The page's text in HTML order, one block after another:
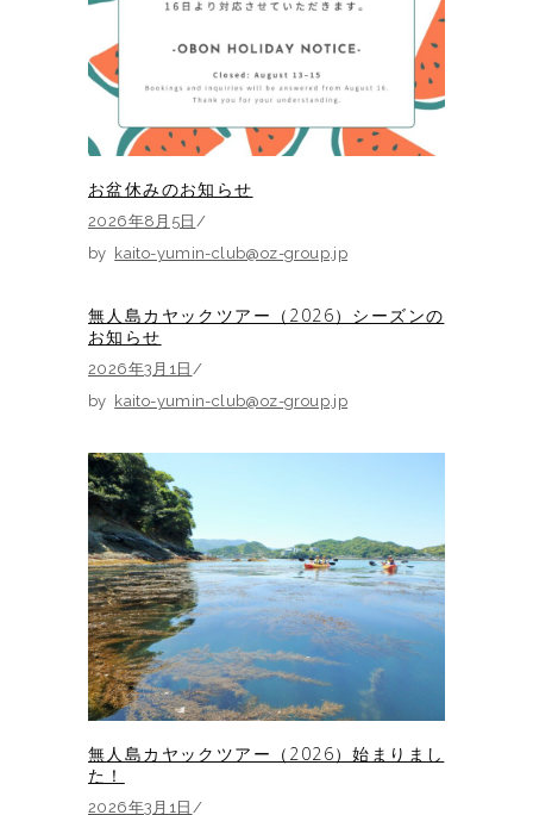
お盆休みのお知らせ
2026年8月5日
by kaito-yumin-club@oz-group.jp
無人島カヤックツアー（2026）シーズンの
お知らせ
2026年3月1日
by kaito-yumin-club@oz-group.jp
無人島カヤックツアー（2026）始まりまし
た！
2026年3月1日